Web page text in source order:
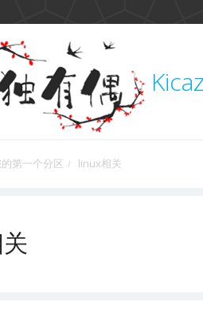
第一个分区 linux相关